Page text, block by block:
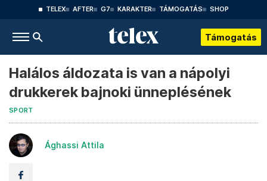
TELEX AFTER G7 KARAKTER TÁMOGATÁS SHOP
Támogatás
Halálos áldozata is van a nápolyi
drukkerek bajnoki ünneplésének
SPORT
Ághassi Attila